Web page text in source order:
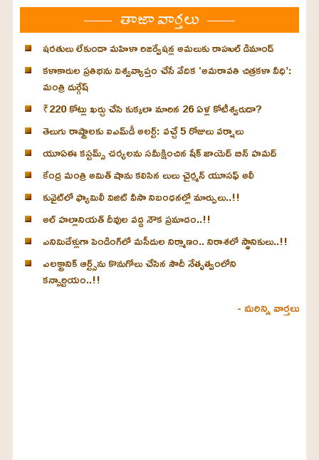
తాజా వార్తలు
షరతులు లేకుండా మహిళా రిజర్వేషన్ల అమలుకు రాహుల్ డిమాండ్
కళాకారుల ప్రతిభను విశ్వవ్యాప్తం చేసే వేదిక ‘అమరావతి చిత్రకళా వీధి’:
మంత్రి దుర్గేష్
₹220 కోట్లు ఖర్చు చేసి కుక్కలా మారిన 26 ఏళ్ల కోటీశ్వరుడా?
తెలుగు రాష్ట్రాలకు ఐఎమ్‌డీ అలర్ట్: వచ్చే 5 రోజులు వర్షాలు
యూఏఈ కస్టమ్స్ చర్యలను సమీక్షించిన షేక్ జాయెద్ బిన్ హమద్
కేంద్ర మంత్రి అమిత్ షాను కలిసిన లులు చైర్మన్ యూసఫ్ అలీ
కువైట్‌లో ఫ్యామిలీ విజిట్ వీసా నిబంధనల్లో మార్పులు..!!
అల్ హల్లానియత్ దీవుల వద్ద నౌక ప్రమాదం..!!
ఎనిమిదేళ్లుగా పెండింగ్‌లో మసీదుల నిర్మాణం.. నిరాశలో స్థానికులు..!!
ఎలక్ట్రానిక్ ఆర్ట్స్‌ను కొనుగోలు చేసిన సౌదీ నేతృత్వంలోని
కన్సార్టియం..!!
- మరిన్ని వార్తలు